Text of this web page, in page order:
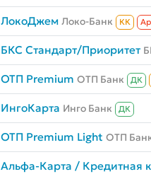
ЛокоДжем Локо-Банк КК
БКС Стандарт/Приоритет
ОТП Premium ОТП Банк ДК
ИнгоКарта Инго Банк ДК
ОТП Premium Light ОТП
Альфа-Карта / Кредитная